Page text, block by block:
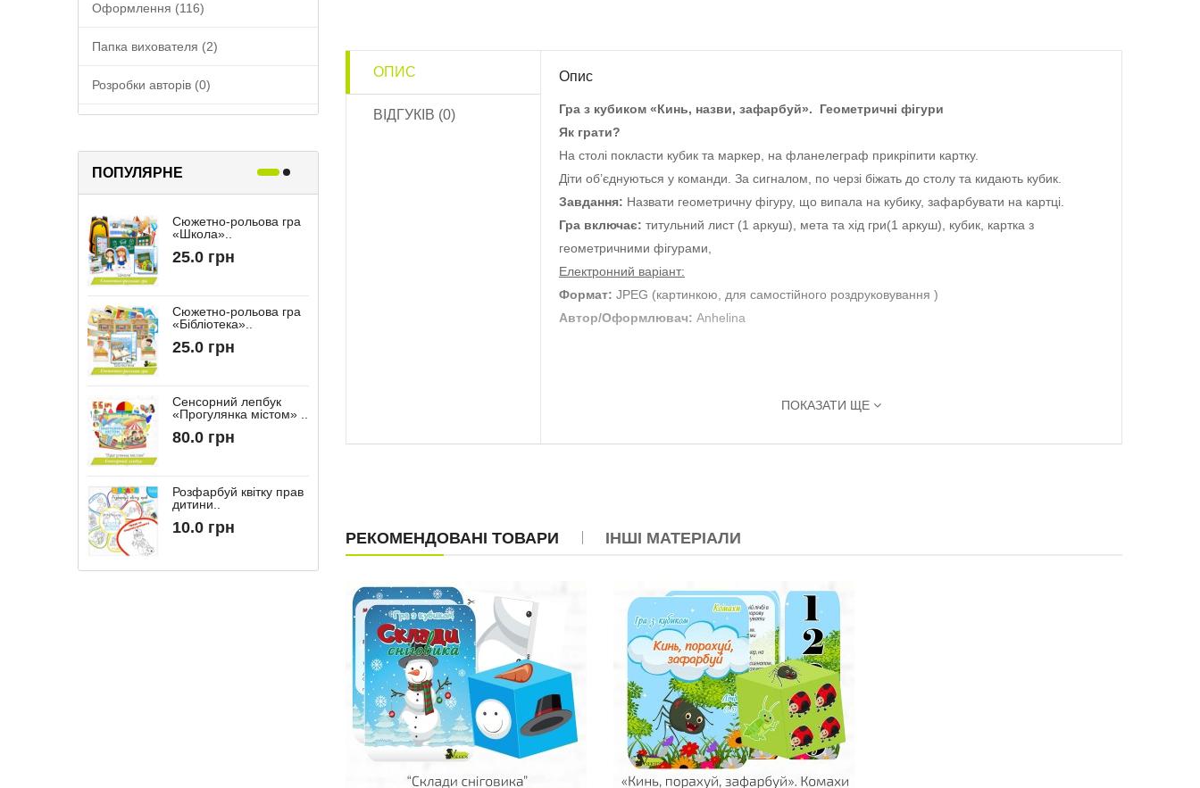
Оформлення (116)
Папка вихователя (2)
Розробки авторів (0)
ПОПУЛЯРНЕ
Сюжетно-рольова гра
«Школа»..
25.0 грн
Сюжетно-рольова гра
«Бібліотека»..
25.0 грн
Сенсорний лепбук
«Прогулянка містом» ..
80.0 грн
Розфарбуй квітку прав
дитини..
10.0 грн
ОПИС
ВІДГУКІВ (0)
Опис
Гра з кубиком «Кинь, назви, зафарбуй». Геометричні фігури
Як грати?
На столі покласти кубик та маркер, на фланелеграф прикріпити картку.
Діти об’єднуються у команди. За сигналом, по черзі біжать до столу та кидають кубик.
Завдання: Назвати геометричну фігуру, що випала на кубику, зафарбувати на картці.
Гра включає: титульний лист (1 аркуш), мета та хід гри(1 аркуш), кубик, картка з
геометричними фігурами,
Електронний варіант:
Формат: JPEG (картинкою, для самостійного роздруковування )
Автор/Оформлювач: Anhelina
ПОКАЗАТИ ЩЕ
РЕКОМЕНДОВАНІ ТОВАРИ ІНШІ МАТЕРІАЛИ